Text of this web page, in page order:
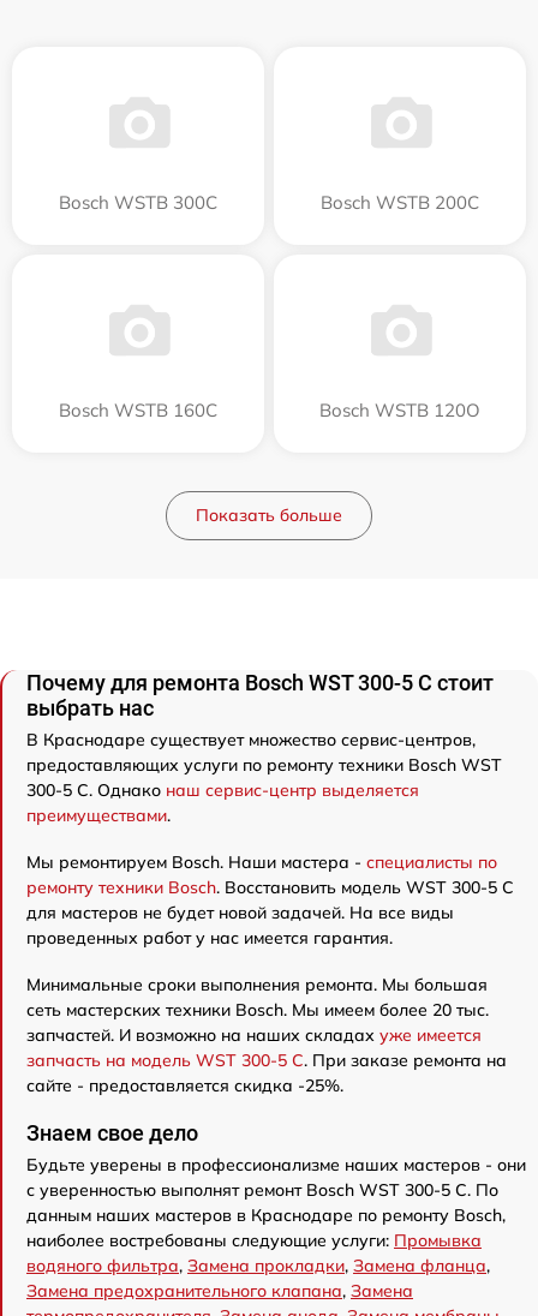
Bosch WSTB 300C Bosch WSTB 200C
Bosch WSTB 160C Bosch WSTB 120O
Показать больше
Почему для ремонта Bosch WST 300-5 C стоит
выбрать нас
В Краснодаре существует множество сервис-центров,
предоставляющих услуги по ремонту техники Bosch WST
300-5 C. Однако наш сервис-центр выделяется
преимуществами.
Мы ремонтируем Bosch. Наши мастера - специалисты по
ремонту техники Bosch. Восстановить модель WST 300-5 C
для мастеров не будет новой задачей. На все виды
проведенных работ у нас имеется гарантия.
Минимальные сроки выполнения ремонта. Мы большая
сеть мастерских техники Bosch. Мы имеем более 20 тыс.
запчастей. И возможно на наших складах уже имеется
запчасть на модель WST 300-5 C. При заказе ремонта на
сайте - предоставляется скидка -25%.
Знаем свое дело
Будьте уверены в профессионализме наших мастеров - они
с уверенностью выполнят ремонт Bosch WST 300-5 C. По
данным наших мастеров в Краснодаре по ремонту Bosch,
наиболее востребованы следующие услуги: Промывка
водяного фильтра, Замена прокладки, Замена фланца,
Замена предохранительного клапана, Замена